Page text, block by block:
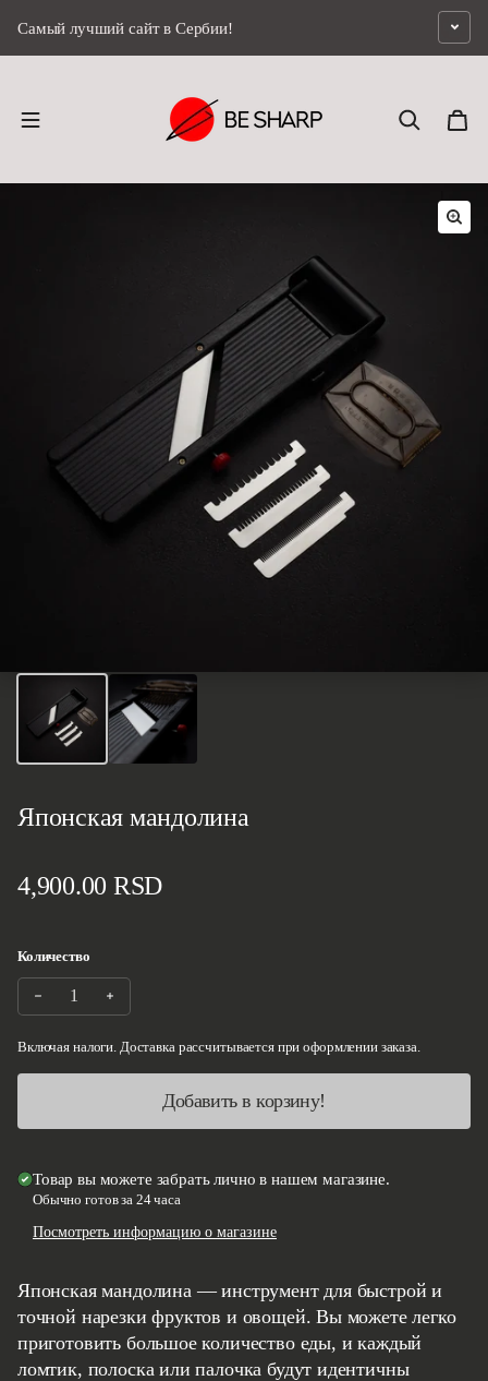
Самый лучший сайт в Сербии!
Японская мандолина
Стандартная цена
4,900.00 RSD
Количество
Уменьшите количество на Японская мандолина
Включая налоги. Доставка рассчитывается при оформлении заказа.
Добавить в корзину!
Товар вы можете забрать лично в нашем магазине.
Обычно готов за 24 часа
Посмотреть информацию о магазине
Японская мандолина — инструмент для быстрой и
точной нарезки фруктов и овощей. Вы можете легко
приготовить большое количество еды, и каждый
ломтик, полоска или палочка будут идентичны